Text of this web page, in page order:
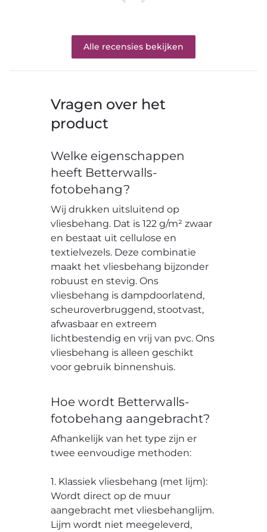
Alle recensies bekijken
Vragen over het
product
Welke eigenschappen
heeft Betterwalls-
fotobehang?
Wij drukken uitsluitend op
vliesbehang. Dat is 122 g/m² zwaar
en bestaat uit cellulose en
textielvezels. Deze combinatie
maakt het vliesbehang bijzonder
robuust en stevig. Ons
vliesbehang is dampdoorlatend,
scheuroverbruggend, stootvast,
afwasbaar en extreem
lichtbestendig en vrij van pvc. Ons
vliesbehang is alleen geschikt
voor gebruik binnenshuis.
Hoe wordt Betterwalls-
fotobehang aangebracht?
Afhankelijk van het type zijn er
twee eenvoudige methoden:
1. Klassiek vliesbehang (met lijm):
Wordt direct op de muur
aangebracht met vliesbehanglijm.
Lijm wordt niet meegeleverd,